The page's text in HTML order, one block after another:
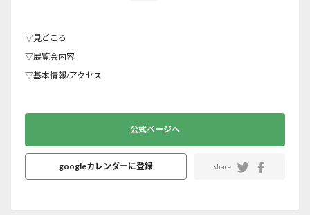
▽見どころ
▽展覧会内容
▽基本情報/アクセス
公式ページへ
googleカレンダーに登録 share